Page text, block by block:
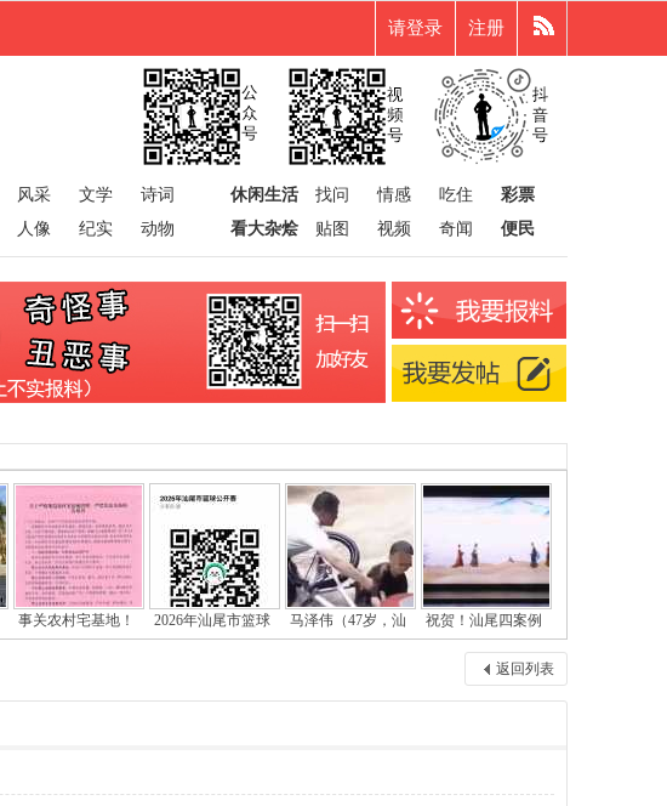
请登录 注册
风采 文学
诗词
人像 纪实 动物
休闲生活 找问 情感 吃住
彩票
看大杂烩
贴图 视频 奇闻 便民
事关农村宅基地！ 2026年汕尾市篮球 马泽伟（47岁，汕 祝贺！汕尾四案例
返回列表